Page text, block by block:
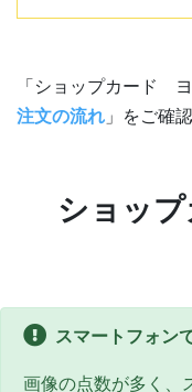
「ショップカード
注文の流れ 」をご確
ショップ
スマートフォン
画像の点数が多く、